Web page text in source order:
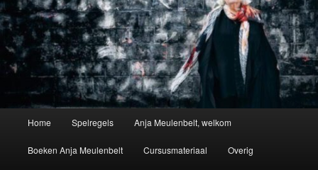
Home Spelregels Anja Meulenbelt, welkom
Boeken Anja Meulenbelt Cursusmateriaal Overig